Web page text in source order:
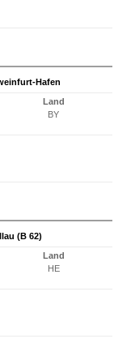
Hafen
Land
BY
(B 62)
Land
HE